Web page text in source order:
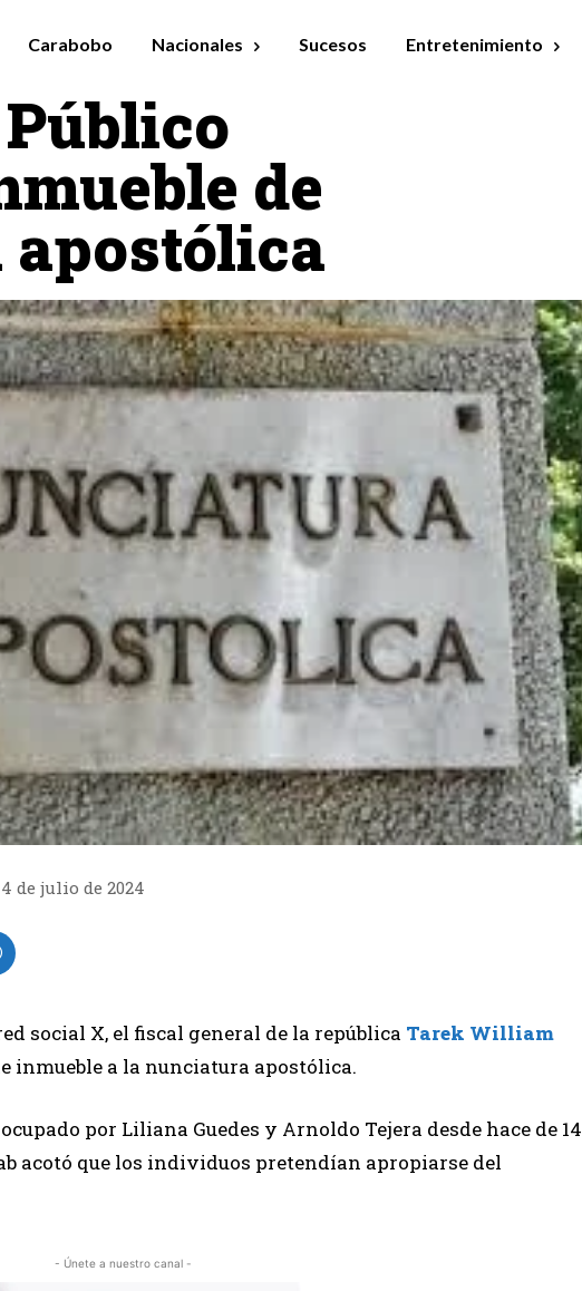
Carabobo Nacionales Sucesos Entretenimiento
de
4 de julio de 2024
social X, el fiscal general de la república Tarek William
inmueble a la nunciatura apostólica.
por Liliana Guedes y Arnoldo Tejera desde hace de 14
acotó que los individuos pretendían apropiarse del
- Únete a nuestro canal -